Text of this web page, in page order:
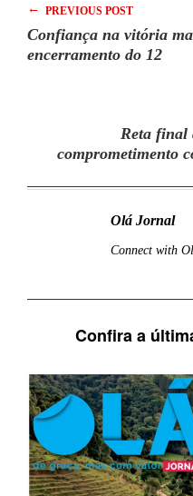
← PREVIOUS POST
Confiança na vitória
encerramento do 12
Reta final
comprometimento
Olá Jornal
Connect with
Confira a